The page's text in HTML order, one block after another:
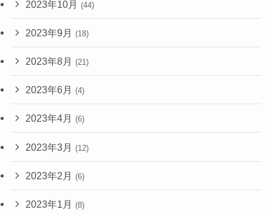
2023年10月 (44)
2023年9月 (18)
2023年8月 (21)
2023年6月 (4)
2023年4月 (6)
2023年3月 (12)
2023年2月 (6)
2023年1月 (8)